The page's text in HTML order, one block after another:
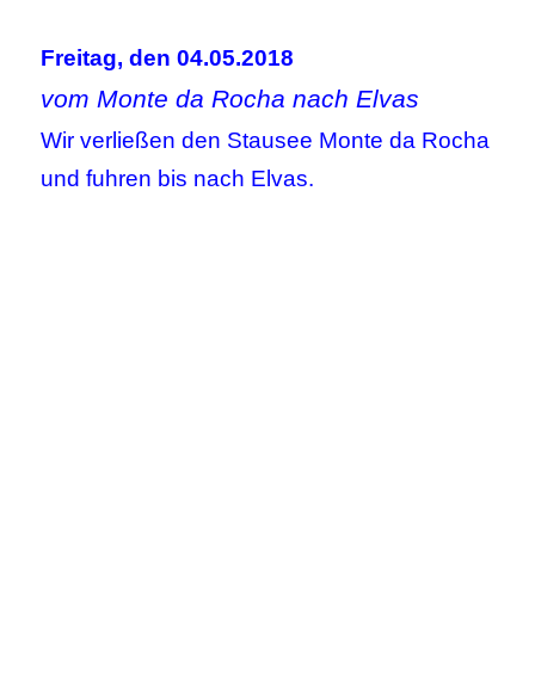
Freitag, den 04.05.2018
vom Monte da Rocha nach Elvas
Wir verließen den Stausee Monte da Rocha
und fuhren bis nach Elvas.